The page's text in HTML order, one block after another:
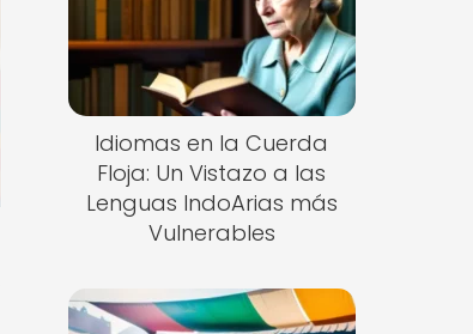
Idiomas en la Cuerda
Floja: Un Vistazo a las
Lenguas IndoArias más
Vulnerables